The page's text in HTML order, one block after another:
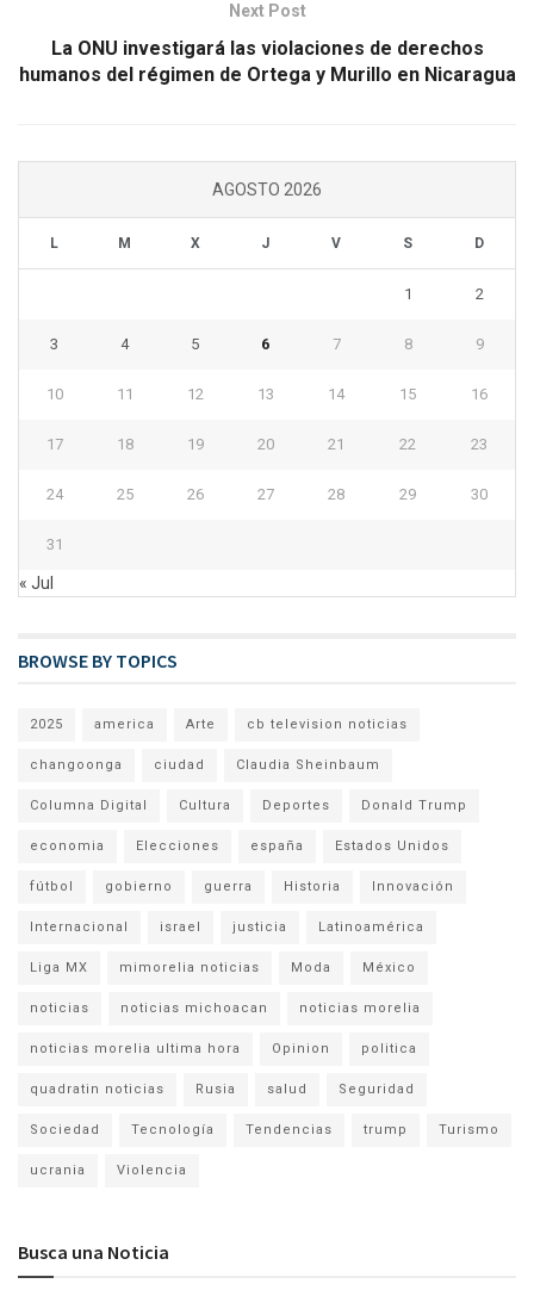
Next Post
La ONU investigará las violaciones de derechos
humanos del régimen de Ortega y Murillo en Nicaragua
AGOSTO 2026
L M X J V S D
1 2
3 4 5 6 7 8 9
10 11 12 13 14 15 16
17 18 19 20 21 22 23
24 25 26 27 28 29 30
31
« Jul
BROWSE BY TOPICS
2025 america Arte cb television noticias
changoonga ciudad Claudia Sheinbaum
Columna Digital Cultura Deportes Donald Trump
economia Elecciones españa Estados Unidos
fútbol gobierno guerra Historia Innovación
Internacional israel justicia Latinoamérica
Liga MX mimorelia noticias Moda México
noticias noticias michoacan noticias morelia
noticias morelia ultima hora Opinion politica
quadratin noticias Rusia salud Seguridad
Sociedad Tecnología Tendencias trump Turismo
ucrania Violencia
Busca una Noticia